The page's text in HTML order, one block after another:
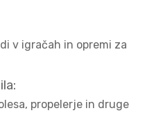
v igračah in opremi za
propelerje in druge